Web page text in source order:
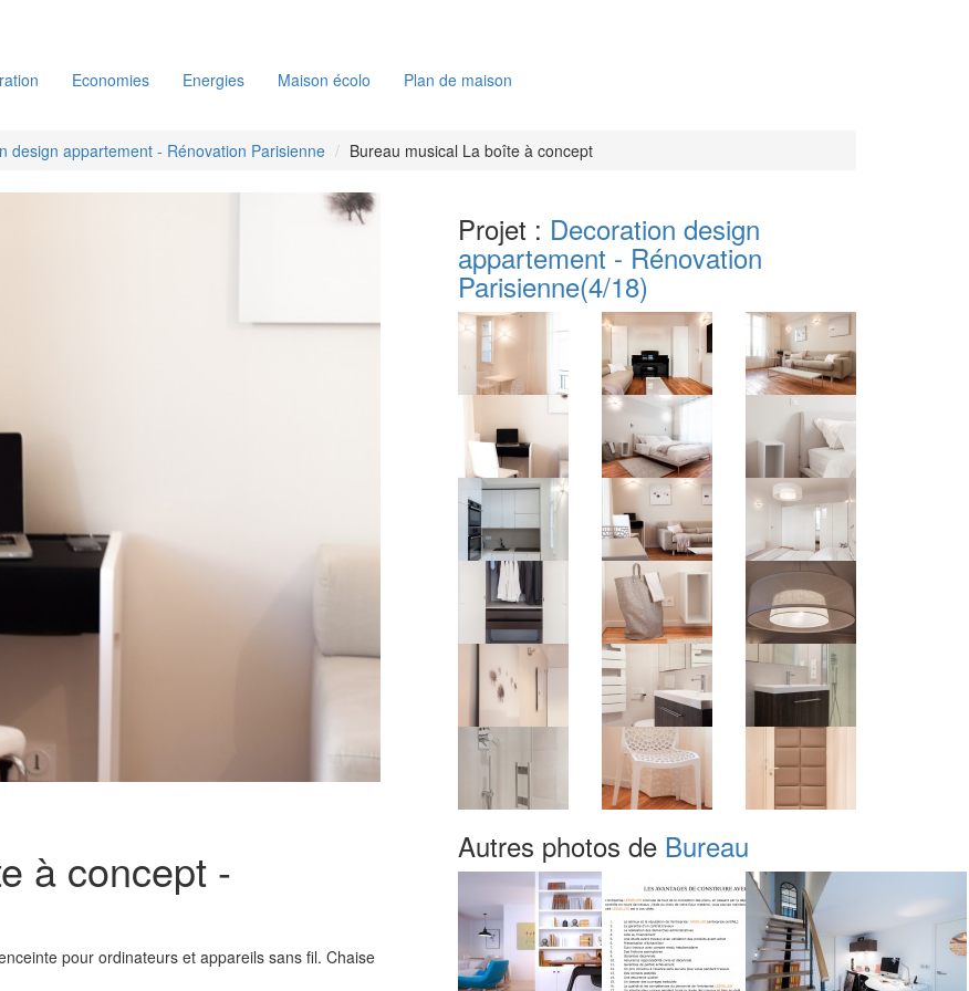
Economies Energies Maison écolo Plan de maison
design appartement - Rénovation Parisienne Bureau musical La boîte à concept
à concept -
pour ordinateurs et appareils sans fil. Chaise
Projet : Decoration design
appartement - Rénovation
Parisienne(4/18)
Autres photos de Bureau